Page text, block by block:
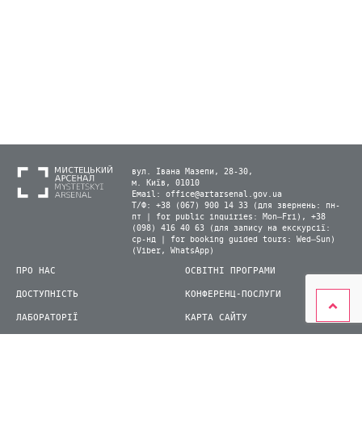
вул. Івана Мазепи, 28-30,
м. Київ, 01010
Email: office@artarsenal.gov.ua
Т/Ф: +38 (067) 900 14 33 (для звернень: пн-
пт | for public inquiries: Mon–Fri), +38
(098) 416 40 63 (для запису на екскурсії:
ср-нд | for booking guided tours: Wed–Sun)
(Viber, WhatsApp)
ПРО НАС
ДОСТУПНІСТЬ
ЛАБОРАТОРІЇ
ОСВІТНІ ПРОГРАМИ
КОНФЕРЕНЦ-ПОСЛУГИ
КАРТА САЙТУ